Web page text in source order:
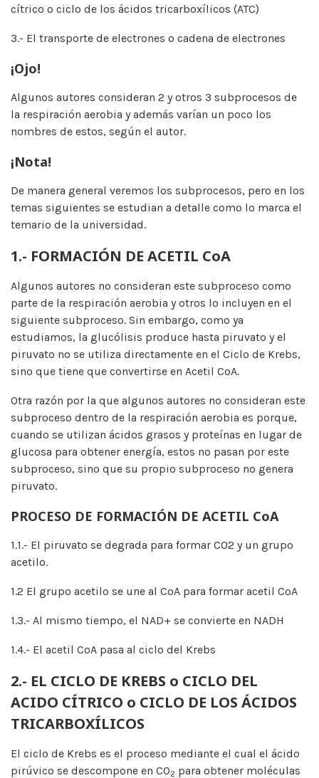
cítrico o ciclo de los ácidos tricarboxílicos (ATC)
3.- El transporte de electrones o cadena de electrones
¡Ojo!
Algunos autores consideran 2 y otros 3 subprocesos de
la respiración aerobia y además varían un poco los
nombres de estos, según el autor.
¡Nota!
De manera general veremos los subprocesos, pero en los
temas siguientes se estudian a detalle como lo marca el
temario de la universidad.
1.- FORMACIÓN DE ACETIL CoA
Algunos autores no consideran este subproceso como
parte de la respiración aerobia y otros lo incluyen en el
siguiente subproceso. Sin embargo, como ya
estudiamos, la glucólisis produce hasta piruvato y el
piruvato no se utiliza directamente en el Ciclo de Krebs,
sino que tiene que convertirse en Acetil CoA.
Otra razón por la que algunos autores no consideran este
subproceso dentro de la respiración aerobia es porque,
cuando se utilizan ácidos grasos y proteínas en lugar de
glucosa para obtener energía, estos no pasan por este
subproceso, sino que su propio subproceso no genera
piruvato.
PROCESO DE FORMACIÓN DE ACETIL CoA
1.1.- El piruvato se degrada para formar CO2 y un grupo
acetilo.
1.2 El grupo acetilo se une al CoA para formar acetil CoA
1.3.- Al mismo tiempo, el NAD+ se convierte en NADH
1.4.- El acetil CoA pasa al ciclo del Krebs
2.- EL CICLO DE KREBS o CICLO DEL
ACIDO CÍTRICO o CICLO DE LOS ÁCIDOS
TRICARBOXÍLICOS
El ciclo de Krebs es el proceso mediante el cual el ácido
pirúvico se descompone en CO2 para obtener moléculas